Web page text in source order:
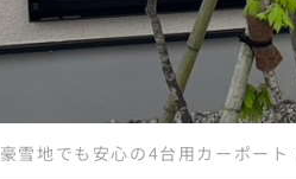
豪雪地でも安心の4台用カーポート